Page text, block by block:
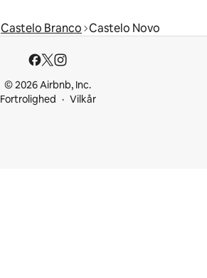
Castelo Branco Castelo Novo
© 2026 Airbnb, Inc.
Fortrolighed
Vilkår